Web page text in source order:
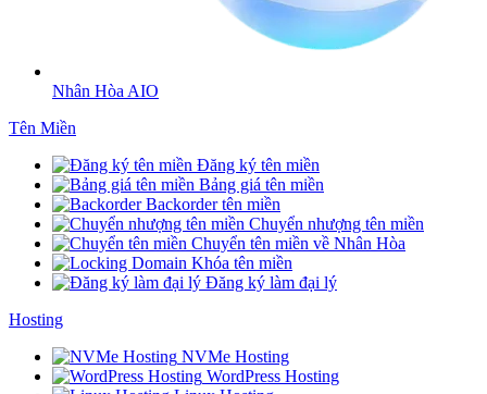
Nhân Hòa AIO
Tên Miền
Đăng ký tên miền
Bảng giá tên miền
Backorder tên miền
Chuyển nhượng tên miền
Chuyển tên miền về Nhân Hòa
Khóa tên miền
Đăng ký làm đại lý
Hosting
NVMe Hosting
WordPress Hosting